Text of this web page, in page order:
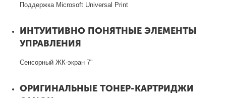
Поддержка Microsoft Universal Print
ИНТУИТИВНО ПОНЯТНЫЕ ЭЛЕМЕНТЫ
УПРАВЛЕНИЯ
Сенсорный ЖК-экран 7"
ОРИГИНАЛЬНЫЕ ТОНЕР-КАРТРИДЖИ